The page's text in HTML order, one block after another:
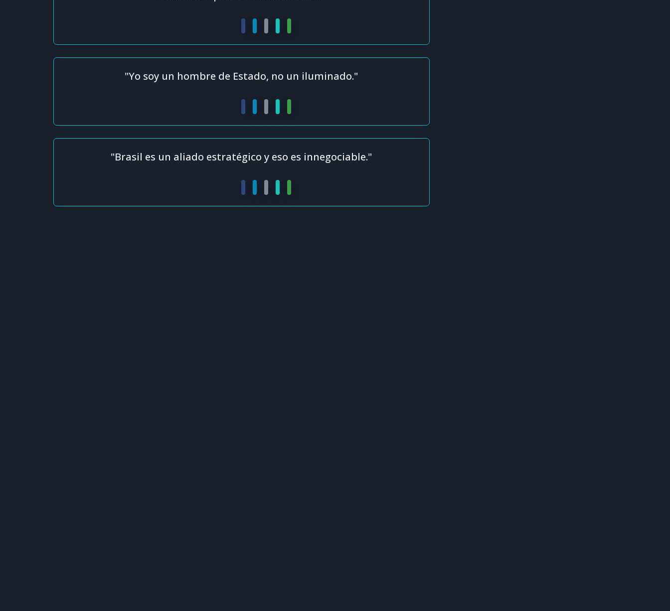
"Yo soy un hombre de Estado, no un iluminado."
"Brasil es un aliado estratégico y eso es innegociable."